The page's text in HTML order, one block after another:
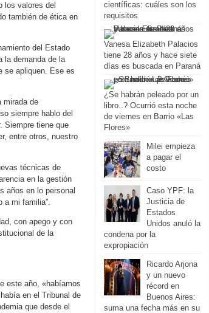
los valores del
también de ética en
del Estado
la demanda de la
se apliquen. Ese es
mirada de
siempre hablo del
Siempre tiene que
entre otros, nuestro
técnicas de
en la gestión
años en lo personal
a mi familia”.
con apego y con
de la
este año, «habíamos
en el Tribunal de
que desde el
científicas: cuáles son los
requisitos
Vanesa Elizabeth Palacios
tiene 28 años y hace siete
días es buscada en Paraná
¿Se habrán peleado por un
libro..? Ocurrió esta noche
de viernes en Barrio «Las
Flores»
Milei empieza
a pagar el
costo
Caso YPF: la
Justicia de
Estados
Unidos anuló la
condena por la
expropiación
Ricardo Arjona
y un nuevo
récord en
Buenos Aires:
suma una fecha más en su